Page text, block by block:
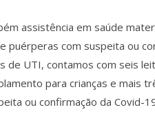
assistência em saúde
puérperas com suspeita ou
de UTI, contamos com seis
para crianças e mais
ou confirmação da Covid-